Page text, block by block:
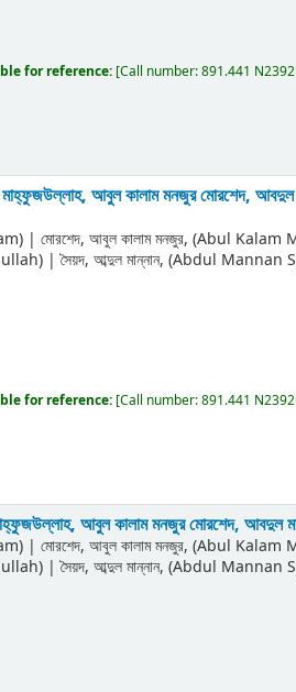
for reference: [Call number:891.441
মাহ্‌ফুজউল্লাহ, আবুল কালাম মনজুর মোরশেদ,
| মোরশেদ, আবুল কালাম মনজুর, (Abul
|সৈয়দ, আব্দুল মান্নান, (Abdul Mannan
for reference: [Call number:891.441
আবুল কালাম মনজুর মোরশেদ, আবদুল
| মোরশেদ, আবুল কালাম মনজুর, (Abul
|সৈয়দ, আব্দুল মান্নান, (Abdul Mannan